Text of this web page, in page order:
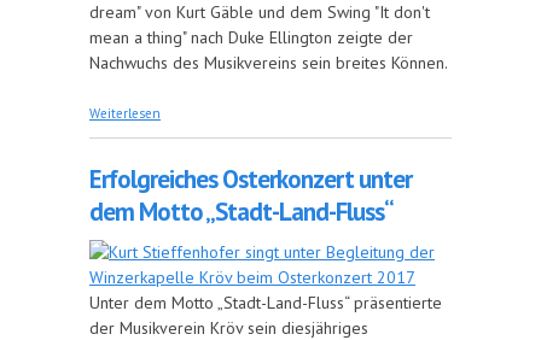
dream" von Kurt Gäble und dem Swing "It don't
mean a thing" nach Duke Ellington zeigte der
Nachwuchs des Musikvereins sein breites Können.
Weiterlesen
Erfolgreiches Osterkonzert unter
dem Motto „Stadt-Land-Fluss“
Unter dem Motto „Stadt-Land-Fluss“ präsentierte
der Musikverein Kröv sein diesjähriges